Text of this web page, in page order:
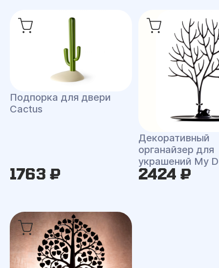
Подпорка для двери
Cactus
1763 ₽
Декоративный
органайзер для
украшений My
2424 ₽